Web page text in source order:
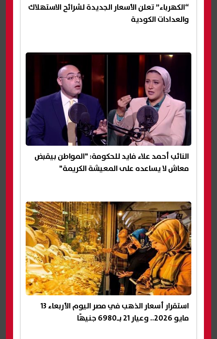
“الكهرباء” تعلن الأسعار الجديدة لشرائح الاستهلاك
والعدادات الكودية
النائب أحمد علاء فايد للحكومة: "المواطن بيقبض
معاش لا يساعده على المعيشة الكريمة"
استقرار أسعار الذهب في مصر اليوم الأربعاء 13
مايو 2026.. وعيار 21 بـ6980 جنيهًا